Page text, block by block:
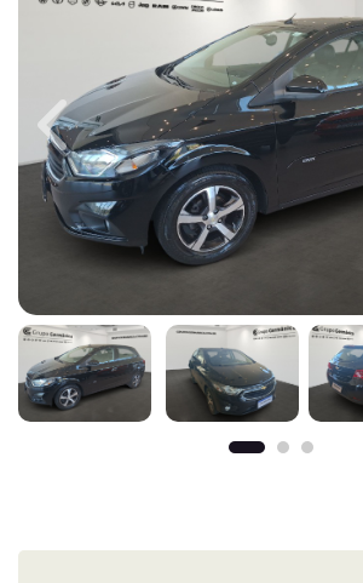
Previous